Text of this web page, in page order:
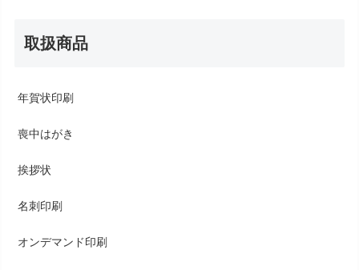
取扱商品
年賀状印刷
喪中はがき
挨拶状
名刺印刷
オンデマンド印刷